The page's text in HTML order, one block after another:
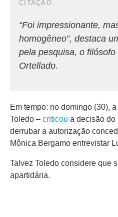
“Foi impressionante,
homogêneo”, destaca
pela pesquisa, o
Ortellado.
Em tempo: no domingo (30),
Toledo – criticou a decisão do
derrubar a autorização
Mônica Bergamo entrevistar
Talvez Toledo considere que
apartidária.